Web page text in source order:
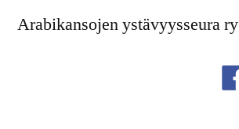
Arabikansojen ystävyysseura ry